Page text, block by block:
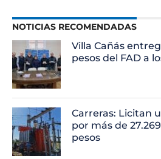
NOTICIAS RECOMENDADAS
Villa Cañás
pesos del FAD a
Carreras: Licitan
por más de
pesos